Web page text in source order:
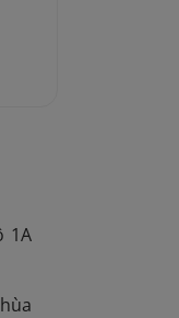
1A